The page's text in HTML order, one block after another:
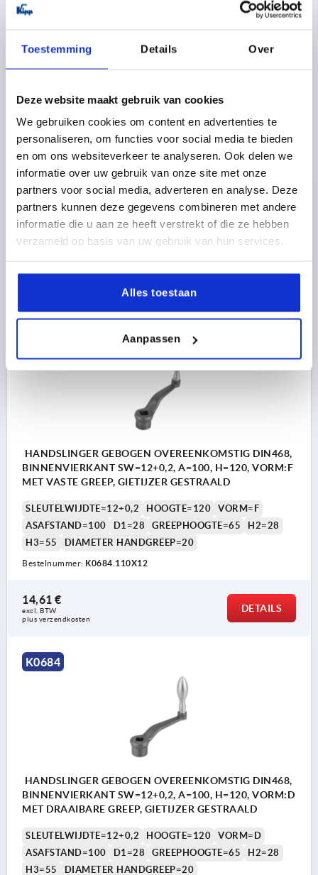
Toestemming Details Over
Deze website maakt gebruik van cookies
We gebruiken cookies om content en advertenties te
personaliseren, om functies voor social media te bieden
en om ons websiteverkeer te analyseren. Ook delen we
informatie over uw gebruik van onze site met onze
partners voor social media, adverteren en analyse. Deze
partners kunnen deze gegevens combineren met andere
informatie die u aan ze heeft verstrekt of die ze hebben
verzameld op basis van uw gebruik van hun services.
Alles toestaan
Aanpassen
K0684
HANDSLINGER GEBOGEN OVEREENKOMSTIG DIN468,
BINNENVIERKANT SW=12+0,2, A=80, H=109, VORM:D
MET DRAAIBARE GREEP, GIETIJZER GESTRAALD
SLEUTELWIJDTE=12+0,2
GREEPHOOGTE=65
H2=24
DIAMETER HANDGREEP=20
Bestelnummer: K0684.208X12
20,06 €
HANDSLINGER GEBOGEN OVEREENKOMSTIG DIN468,
BINNENVIERKANT SW=12+0,2, A=100, H=120, VORM:F
MET VASTE GREEP, GIETIJZER GESTRAALD
SLEUTELWIJDTE=12+0,2 HOOGTE=120
VORM=F
ASAFSTAND=100
D1=28 GREEPHOOGTE=65
H2=28
H3=55
DIAMETER HANDGREEP=20
Bestelnummer: K0684.110X12
14,61 €
excl. BTW
plus verzendkosten
DETAILS
K0684
HANDSLINGER GEBOGEN OVEREENKOMSTIG DIN468,
BINNENVIERKANT SW=12+0,2, A=100, H=120, VORM:D
MET DRAAIBARE GREEP, GIETIJZER GESTRAALD
SLEUTELWIJDTE=12+0,2 HOOGTE=120
VORM=D
ASAFSTAND=100
D1=28 GREEPHOOGTE=65
H2=28
H3=55
DIAMETER HANDGREEP=20